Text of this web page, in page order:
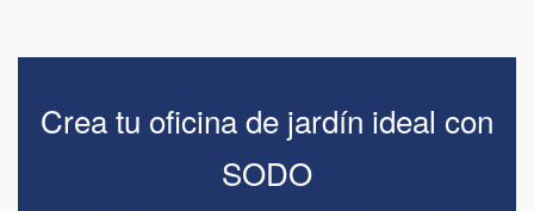
Crea tu oficina de jardín ideal con
SODO